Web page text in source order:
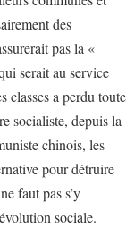
des
pas la «
serait au service
classes a perdu toute
socialiste, depuis la
chinois, les
pour détruire
faut pas s’y
sociale.